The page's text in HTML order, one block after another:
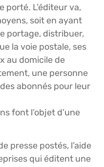
porté. L’éditeur va,
soit en ayant
portage, distribuer,
la voie postale, ses
au domicile de
une personne
abonnés pour leur
font l’objet d’une
presse postés, l’aide
qui éditent une